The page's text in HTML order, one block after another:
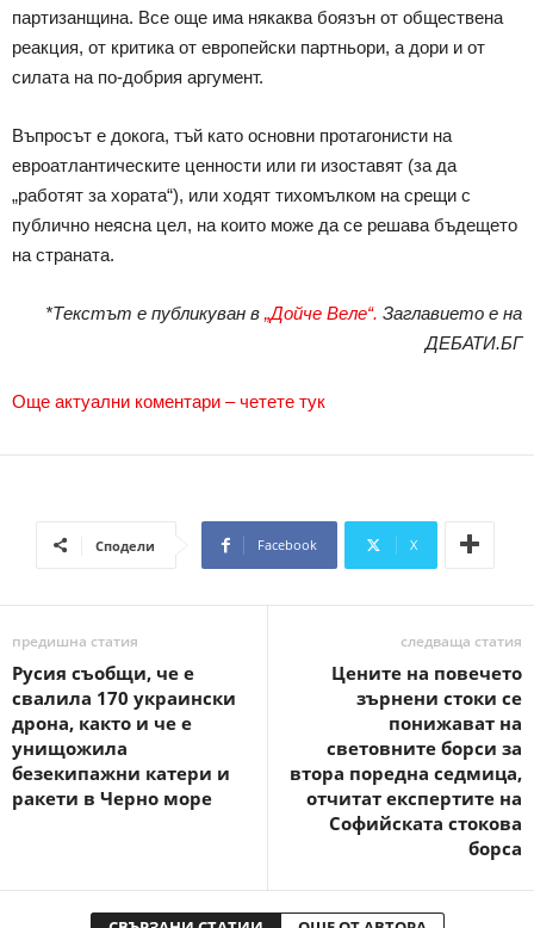
партизанщина. Все още има някаква боязън от обществена
реакция, от критика от европейски партньори, а дори и от
силата на по-добрия аргумент.
Въпросът е докога, тъй като основни протагонисти на
евроатлантическите ценности или ги изоставят (за да
„работят за хората“), или ходят тихомълком на срещи с
публично неясна цел, на които може да се решава бъдещето
на страната.
*Текстът е публикуван в „Дойче Веле“. Заглавието е на
ДЕБАТИ.БГ
Още актуални коментари – четете тук
Сподели Facebook X
предишна статия
Русия съобщи, че е
свалила 170 украински
дрона, както и че е
унищожила
безекипажни катери и
ракети в Черно море
следваща статия
Цените на повечето
зърнени стоки се
понижават на
световните борси за
втора поредна седмица,
отчитат експертите на
Софийската стокова
борса